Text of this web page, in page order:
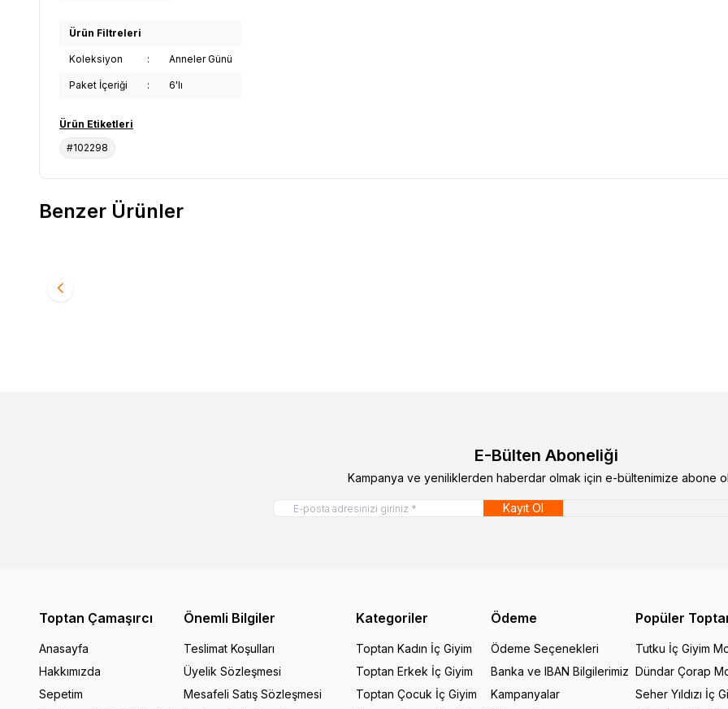
Ürün Filtreleri
Koleksiyon : Anneler Günü
Paket İçeriği : 6'lı
Ürün Etiketleri
#102298
Benzer Ürünler
1.607,10
E-Bülten Aboneliği
Kampanya ve yeniliklerden haberdar olmak için e-bültenimize abone
Kayıt Ol
Toptan Çamaşırcı
Anasayfa
Hakkımızda
Sepetim
Önemli Bilgiler
Teslimat Koşulları
Üyelik Sözleşmesi
Mesafeli Satış Sözleşmesi
Kategoriler
Toptan Kadın İç Giyim
Toptan Erkek İç Giyim
Toptan Çocuk İç Giyim
Ödeme
Ödeme Seçenekleri
Banka ve IBAN Bilgilerimiz
Kampanyalar
Popüler
Tutku İç Giyim
Dündar Çorap
Seher Yıldızı İç